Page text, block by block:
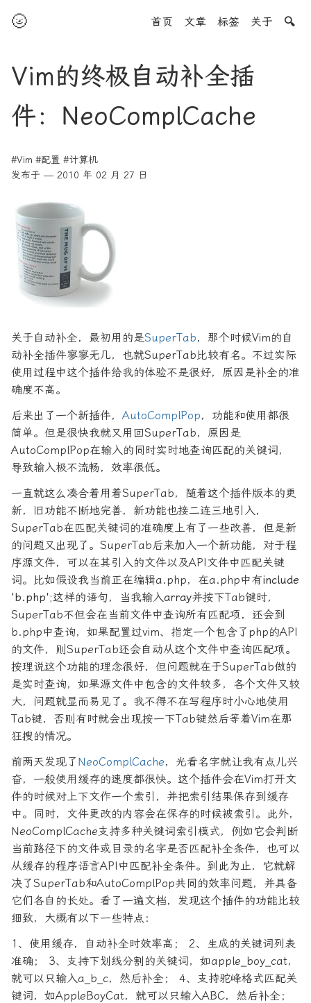
🌝 首页 文章 标签 关于 🔍
Vim的终极自动补全插
件：NeoComplCache
#Vim #配置 #计算机
发布于 — 2010 年 02 月 27 日
关于自动补全，最初用的是SuperTab，那个时候Vim的自
动补全插件寥寥无几，也就SuperTab比较有名。不过实际
使用过程中这个插件给我的体验不是很好，原因是补全的准
确度不高。
后来出了一个新插件，AutoComplPop，功能和使用都很
简单。但是很快我就又用回SuperTab，原因是
AutoComplPop在输入的同时实时地查询匹配的关键词，
导致输入极不流畅，效率很低。
一直就这么凑合着用着SuperTab，随着这个插件版本的更
新，旧功能不断地完善，新功能也接二连三地引入，
SuperTab在匹配关键词的准确度上有了一些改善，但是新
的问题又出现了。SuperTab后来加入一个新功能，对于程
序源文件，可以在其引入的文件以及API文件中匹配关键
词。比如假设我当前正在编辑a.php，在a.php中有include
'b.php';这样的语句，当我输入array并按下Tab键时，
SuperTab不但会在当前文件中查询所有匹配项，还会到
b.php中查询，如果配置过vim、指定一个包含了php的API
的文件，则SuperTab还会自动从这个文件中查询匹配项。
按理说这个功能的理念很好，但问题就在于SuperTab做的
是实时查询，如果源文件中包含的文件较多，各个文件又较
大，问题就显而易见了。我不得不在写程序时小心地使用
Tab键，否则有时就会出现按一下Tab键然后等着Vim在那
狂搜的情况。
前两天发现了 NeoComplCache，光看名字就让我有点儿兴
奋，一般使用缓存的速度都很快。这个插件会在Vim打开文
件的时候对上下文作一个索引，并把索引结果保存到缓存
中。同时，文件更改的内容会在保存的时候被索引。此外，
NeoComplCache支持多种关键词索引模式，例如它会判断
当前路径下的文件或目录的名字是否匹配补全条件，也可以
从缓存的程序语言API中匹配补全条件。到此为止，它就解
决了SuperTab和AutoComplPop共同的效率问题，并具备
它们各自的长处。看了一遍文档，发现这个插件的功能比较
细致，大概有以下一些特点：
1、使用缓存，自动补全时效率高； 2、生成的关键词列表
准确； 3、支持下划线分割的关键词，如apple_boy_cat，
就可以只输入a_b_c，然后补全； 4、支持驼峰格式匹配关
键词，如AppleBoyCat，就可以只输入ABC，然后补全；